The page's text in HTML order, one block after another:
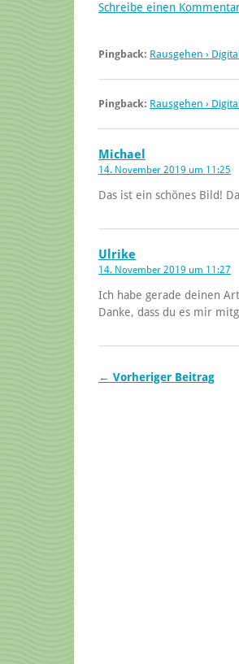
Schreibe einen
Pingback: Rausgehen ›
Pingback: Rausgehen ›
Michael
14. November 2019 um 11:25
Das ist ein schönes Bild!
Ulrike
14. November 2019 um 11:27
Ich habe gerade deinen
Danke, dass du es mir
← Vorheriger Beitrag